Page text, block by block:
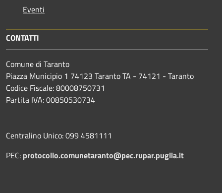
Eventi
CONTATTI
Comune di Taranto
Piazza Municipio 1 74123 Taranto TA - 74121 - Taranto
Codice Fiscale: 80008750731
Partita IVA: 00850530734
Centralino Unico: 099 4581111
PEC: protocollo.comunetaranto@pec.rupar.puglia.it